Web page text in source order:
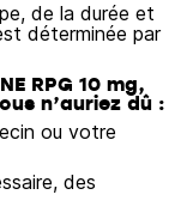
de la durée et
déterminée par
RPG 10 mg,
n’auriez dû :
ou votre
des